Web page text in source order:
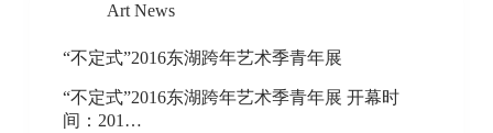
Art News
“不定式”2016东湖跨年艺术季青年展
“不定式”2016东湖跨年艺术季青年展 开幕时
间：201…